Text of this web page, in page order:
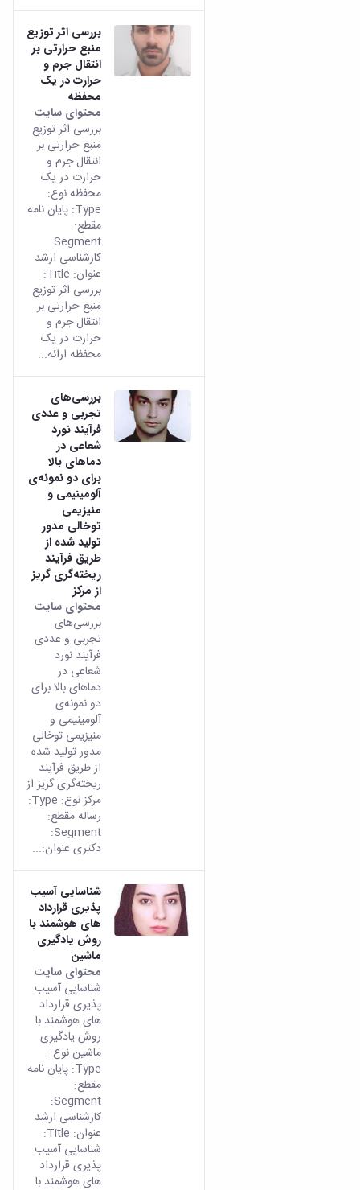
بررسی اثر توزیع
منبع حرارتی بر
انتقال جرم و
حرارت در یک
محفظه
محتوای سایت
بررسی اثر توزیع
منبع حرارتی بر
انتقال جرم و
حرارت در یک
محفظه نوع:
Type: پایان نامه
مقطع:
Segment:
کارشناسی ارشد
عنوان: Title:
بررسی اثر توزیع
منبع حرارتی بر
انتقال جرم و
حرارت در یک
محفظه ارائه...
بررسی‌های
تجربی و عددی
فرآیند نورد
شعاعی در
دماهای بالا
برای دو نمونه‌ی
آلومینیمی و
منیزیمی
توخالی مدور
تولید شده از
طریق فرآیند
ریخته‌گری گریز
از مرکز
محتوای سایت
بررسی‌های
تجربی و عددی
فرآیند نورد
شعاعی در
دماهای بالا برای
دو نمونه‌ی
آلومینیمی و
منیزیمی توخالی
مدور تولید شده
از طریق فرآیند
ریخته‌گری گریز از
مرکز نوع: Type:
رساله مقطع:
Segment:
دکتری عنوان:...
شناسایی آسیب
پذیری قرارداد
های هوشمند با
روش یادگیری
ماشین
محتوای سایت
شناسایی آسیب
پذیری قرارداد
های هوشمند با
روش یادگیری
ماشین نوع:
Type: پایان نامه
مقطع:
Segment:
کارشناسی ارشد
عنوان: Title:
شناسایی آسیب
پذیری قرارداد
های هوشمند با